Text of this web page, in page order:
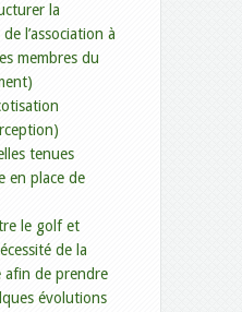
la
l’association à
membres du
tenues
en place de
le golf et
de la
afin de prendre
évolutions